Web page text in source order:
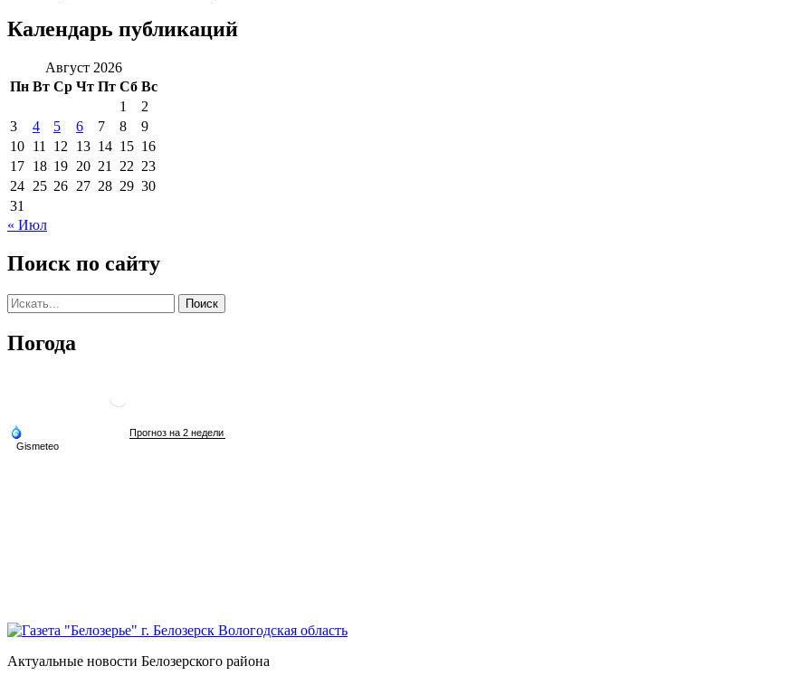
Календарь публикаций
Август 2026
Пн Вт Ср Чт Пт Сб Вс
1
2
3
4 5 6 7 8
9
10 11 12 13 14 15 16
17 18 19 20 21 22 23
24 25 26 27 28 29 30
31
« Июл
Поиск по сайту
Погода
Актуальные новости Белозерского района